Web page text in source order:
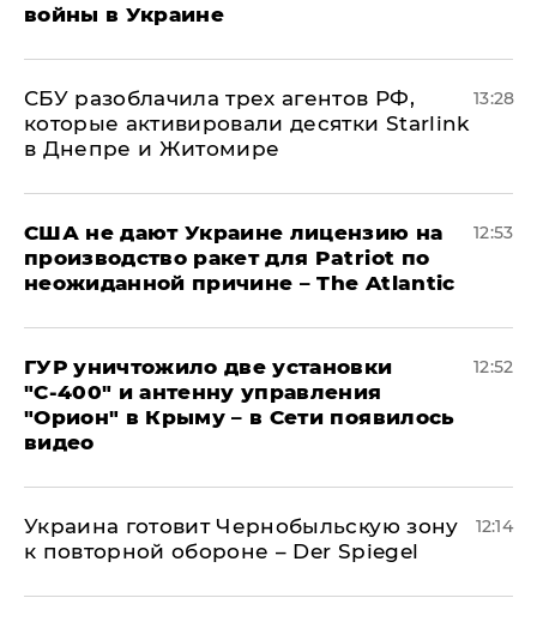
войны в Украине
СБУ разоблачила трех агентов РФ,
которые активировали десятки Starlink
в Днепре и Житомире
13:28
США не дают Украине лицензию на
производство ракет для Patriot по
неожиданной причине – The Atlantic
12:53
ГУР уничтожило две установки
"С‑400" и антенну управления
"Орион" в Крыму – в Сети появилось
видео
12:52
Украина готовит Чернобыльскую зону
к повторной обороне – Der Spiegel
12:14